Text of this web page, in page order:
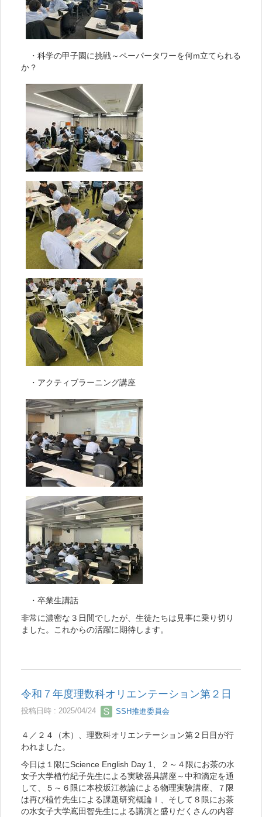
・科学の甲子園に挑戦～ペーパータワーを何m立てられる
か？
・アクティブラーニング講座
・卒業生講話
非常に濃密な３日間でしたが、生徒たちは見事に乗り切り
ました。これからの活躍に期待します。
令和７年度理数科オリエンテーション第２日
投稿日時 : 2025/04/24 SSH推進委員会
４／２４（木）、理数科オリエンテーション第２日目が行
われました。
今日は１限にScience English Day 1、２～４限にお茶の水
女子大学植竹紀子先生による実験器具講座～中和滴定を通
して、５～６限に本校坂江教諭による物理実験講座、７限
は再び植竹先生による課題研究概論Ⅰ、そして８限にお茶
の水女子大学嶌田智先生による講演と盛りだくさんの内容